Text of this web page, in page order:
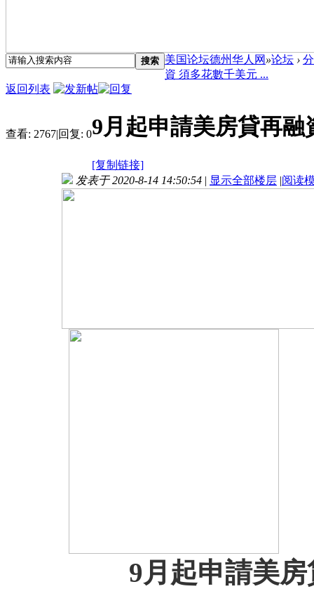
搜索 美国论坛德州华人网 »论坛 ›
資 須多花數千美元 ...
返回列表
查看: 2767|回复: 09月起申請美房貸再
[复制链接]
发表于 2020-8-14 14:50:54 | 显示全部楼层 |阅读
9月起申請美